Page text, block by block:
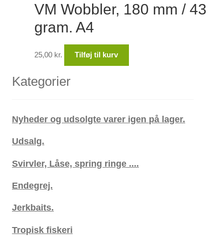
VM Wobbler, 180 mm / 43
gram. A4
25,00 kr. Tilføj til kurv
Kategorier
Nyheder og udsolgte varer igen på lager.
Udsalg.
Svirvler, Låse, spring ringe ....
Endegrej.
Jerkbaits.
Tropisk fiskeri